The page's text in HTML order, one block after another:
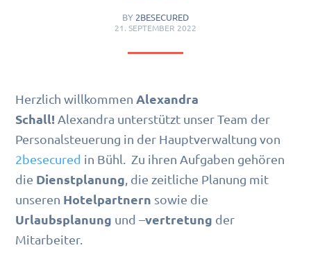
BY 2BESECURED
21. SEPTEMBER 2022
Herzlich willkommenAlexandra
Schall!Alexandra unterstützt unser Team der
Personalsteuerung in der Hauptverwaltung von
2besecured in Bühl. Zu ihren Aufgaben gehören
die Dienstplanung, die zeitliche Planung mit
unseren Hotelpartnern sowie die
Urlaubsplanung und –vertretung der
Mitarbeiter.